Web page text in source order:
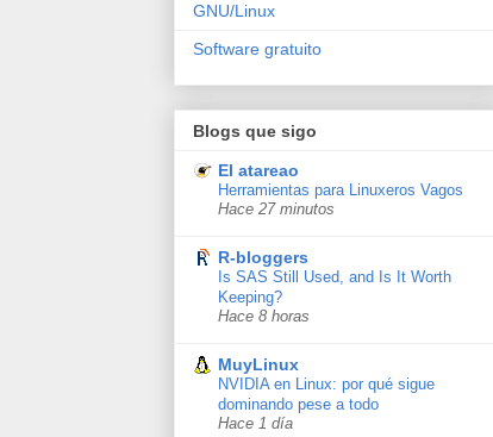
GNU/Linux
Software gratuito
Blogs que sigo
El atareao
Herramientas para Linuxeros Vagos
Hace 27 minutos
R-bloggers
Is SAS Still Used, and Is It Worth
Keeping?
Hace 8 horas
MuyLinux
NVIDIA en Linux: por qué sigue
dominando pese a todo
Hace 1 día